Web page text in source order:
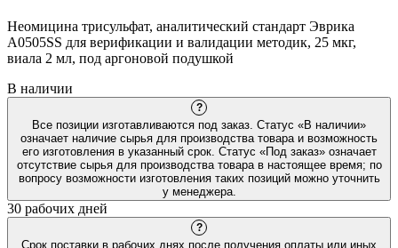
Неомицина трисульфат, аналитический стандарт Эврика
A0505SS для верификации и валидации методик, 25 мкг,
виала 2 мл, под аргоновой подушкой
В наличии
?
Все позиции изготавливаются под заказ. Статус «В наличии»
означает наличие сырья для производства товара и возможность
его изготовления в указанный срок. Статус «Под заказ» означает
отсутствие сырья для производства товара в настоящее время; по
вопросу возможности изготовления таких позиций можно уточнить
у менеджера.
30 рабочих дней
?
Срок поставки в рабочих днях после получения оплаты или иных